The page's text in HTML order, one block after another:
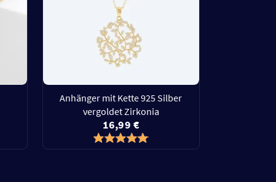
Anhänger mit Kette 925 Silber
vergoldet Zirkonia
16,99 €